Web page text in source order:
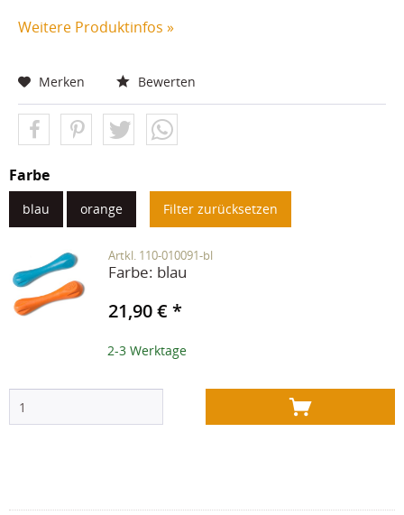
Weitere Produktinfos »
Merken Bewerten
Farbe
blau orange Filter zurücksetzen
Artkl. 110-010091-bl
Farbe: blau
2-3 Werktage
21,90 € *